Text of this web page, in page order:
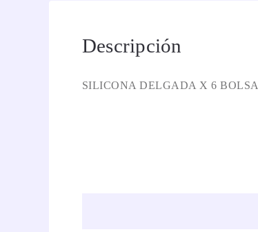
Descripción
SILICONA DELGADA X 6 BOLSA